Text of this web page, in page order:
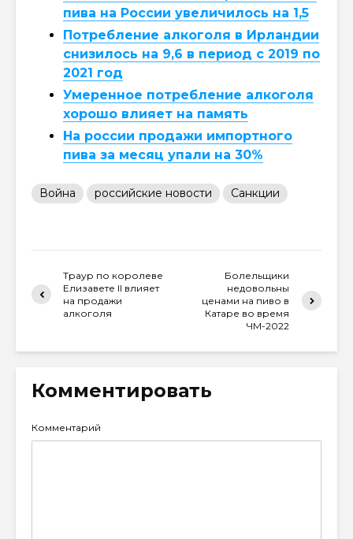
пива на России увеличилось на 1,5
Потребление алкоголя в Ирландии
снизилось на 9,6 в период с 2019 по
2021 год
Умеренное потребление алкоголя
хорошо влияет на память
На россии продажи импортного
пива за месяц упали на 30%
Война российские новости Санкции
Траур по королеве
Елизавете II влияет
на продажи
алкоголя
Болельщики
недовольны
ценами на пиво в
Катаре во время
ЧМ-2022
Комментировать
Комментарий